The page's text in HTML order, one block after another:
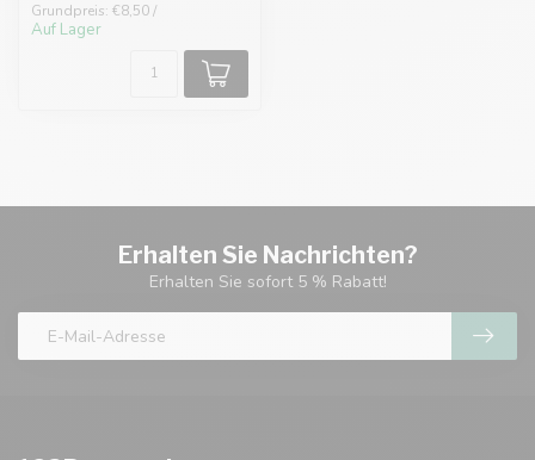
Grundpreis: €8,50 /
Auf Lager
Erhalten Sie Nachrichten?
Erhalten Sie sofort 5 % Rabatt!